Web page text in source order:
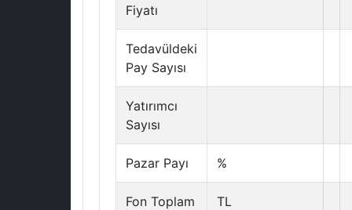
Fiyatı
Tedavüldeki
Pay Sayısı
Yatırımcı
Sayısı
Pazar Payı %
Fon Toplam
TL